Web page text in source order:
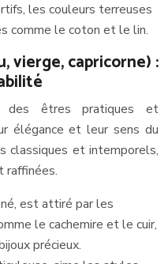
les couleurs terreuses
comme le coton et le lin.
vierge, capricorne) :
êtres pratiques et
élégance et leur sens du
classiques et intemporels,
raffinées.
est attiré par les
le cachemire et le cuir,
précieux.